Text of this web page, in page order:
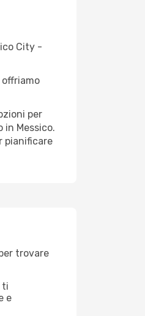
City -
per
Messico.
pianificare
trovare
ti
e